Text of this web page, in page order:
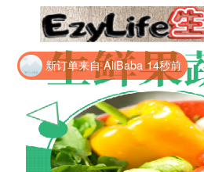
新订单来自 AliBaba 14秒前
Powered By “MAMIC